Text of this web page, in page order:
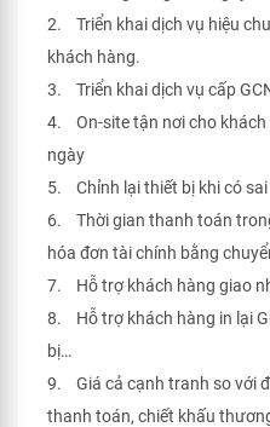
2. Triển khai dịch vụ hiệu
khách hàng.
3. Triển khai dịch vụ cấp
4. On-site tận nơi cho khách
ngày
5. Chỉnh lại thiết bị khi có
6. Thời gian thanh toán
hóa đơn tài chính bằng
7. Hỗ trợ khách hàng giao
8. Hỗ trợ khách hàng in lại
bị…
9. Giá cả cạnh tranh so với
thanh toán, chiết khấu